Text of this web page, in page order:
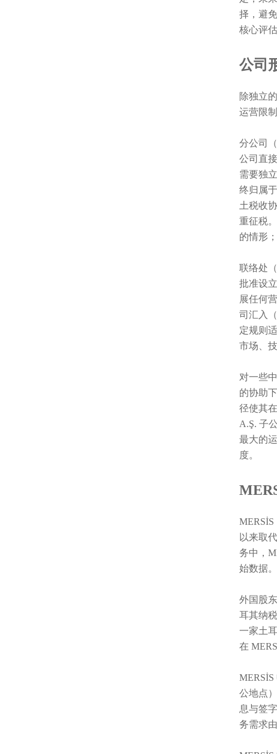
择，避
核心评
公司
除独立
运营限
分公司
公司直
需要独
终归属
土税收
重征税
的情形
联络处
批准设
展任何
司汇入
定规则
市场、
对一些
的协助
径使其
A.Ş. 子
最大的
度。
以来取
务中，
始数据。
外国股
耳其纳
一家土
在
公地点
息与签
务需求